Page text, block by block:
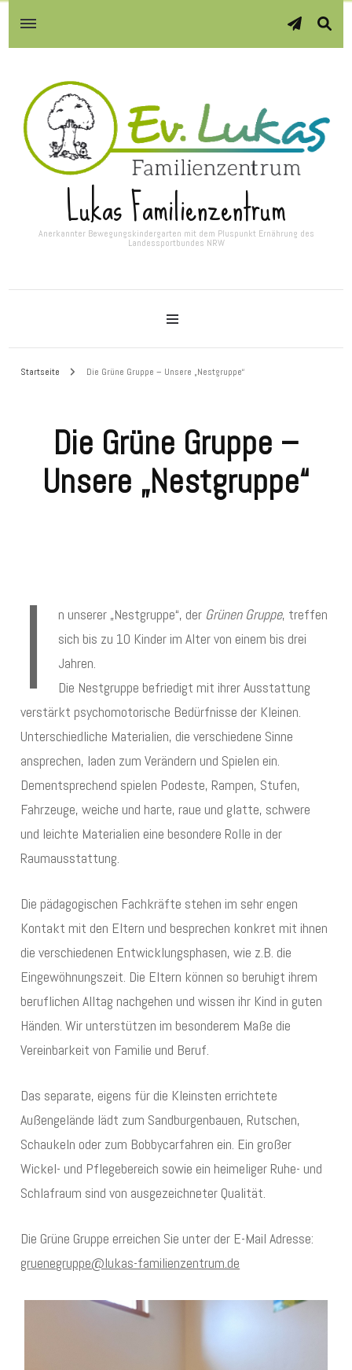
Lukas Familienzentrum
Anerkannter Bewegungskindergarten mit dem Pluspunkt Ernährung des
Landessportbundes NRW
Startseite Die Grüne Gruppe – Unsere „Nestgruppe“
Die Grüne Gruppe –
Unsere „Nestgruppe“
I n unserer „Nestgruppe“, der Grünen Gruppe, treffen
sich bis zu 10 Kinder im Alter von einem bis drei
Jahren.
Die Nestgruppe befriedigt mit ihrer Ausstattung
verstärkt psychomotorische Bedürfnisse der Kleinen.
Unterschiedliche Materialien, die verschiedene Sinne
ansprechen, laden zum Verändern und Spielen ein.
Dementsprechend spielen Podeste, Rampen, Stufen,
Fahrzeuge, weiche und harte, raue und glatte, schwere
und leichte Materialien eine besondere Rolle in der
Raumausstattung.
Die pädagogischen Fachkräfte stehen im sehr engen
Kontakt mit den Eltern und besprechen konkret mit ihnen
die verschiedenen Entwicklungsphasen, wie z.B. die
Eingewöhnungszeit. Die Eltern können so beruhigt ihrem
beruflichen Alltag nachgehen und wissen ihr Kind in guten
Händen. Wir unterstützen im besonderem Maße die
Vereinbarkeit von Familie und Beruf.
Das separate, eigens für die Kleinsten errichtete
Außengelände lädt zum Sandburgenbauen, Rutschen,
Schaukeln oder zum Bobbycarfahren ein. Ein großer
Wickel- und Pflegebereich sowie ein heimeliger Ruhe- und
Schlafraum sind von ausgezeichneter Qualität.
Die Grüne Gruppe erreichen Sie unter der E-Mail Adresse:
gruenegruppe@lukas-familienzentrum.de